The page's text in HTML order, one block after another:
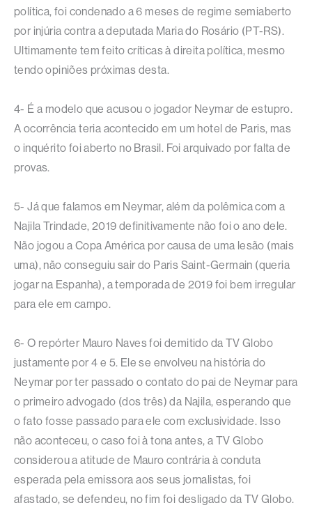
política, foi condenado a 6 meses de regime semiaberto
por injúria contra a deputada Maria do Rosário (PT-RS).
Ultimamente tem feito críticas à direita política, mesmo
tendo opiniões próximas desta.
4- É a modelo que acusou o jogador Neymar de estupro.
A ocorrência teria acontecido em um hotel de Paris, mas
o inquérito foi aberto no Brasil. Foi arquivado por falta de
provas.
5- Já que falamos em Neymar, além da polêmica com a
Najila Trindade, 2019 definitivamente não foi o ano dele.
Não jogou a Copa América por causa de uma lesão (mais
uma), não conseguiu sair do Paris Saint-Germain (queria
jogar na Espanha), a temporada de 2019 foi bem irregular
para ele em campo.
6- O repórter Mauro Naves foi demitido da TV Globo
justamente por 4 e 5. Ele se envolveu na história do
Neymar por ter passado o contato do pai de Neymar para
o primeiro advogado (dos três) da Najila, esperando que
o fato fosse passado para ele com exclusividade. Isso
não aconteceu, o caso foi à tona antes, a TV Globo
considerou a atitude de Mauro contrária à conduta
esperada pela emissora aos seus jornalistas, foi
afastado, se defendeu, no fim foi desligado da TV Globo.